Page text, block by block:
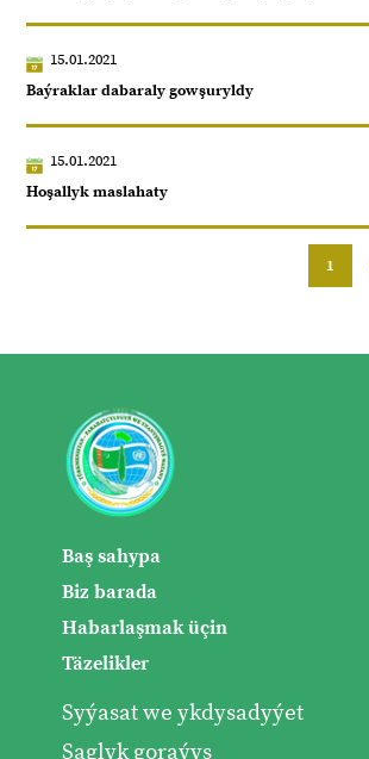
15.01.2021
Baýraklar dabaraly gowşuryldy
15.01.2021
Hoşallyk maslahaty
1
Baş sahypa
Biz barada
Habarlaşmak üçin
Täzelikler
Syýasat we ykdysadyýet
Saglyk goraýyş